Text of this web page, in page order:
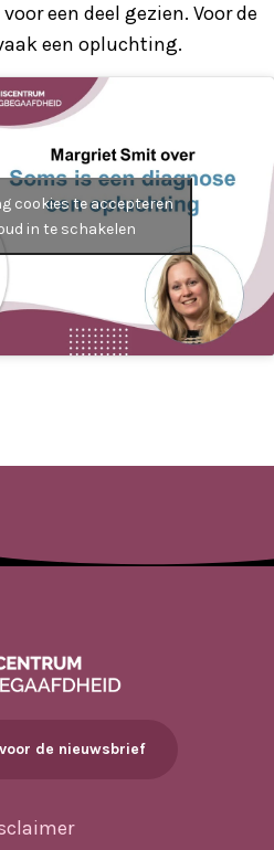
een deel gezien. Voor de
een opluchting.
cookies te accepteren
in te schakelen
de nieuwsbrief